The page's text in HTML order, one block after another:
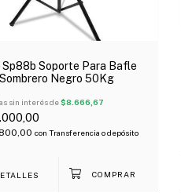
Sp88b Soporte Para Bafle
Negro 50Kg
sin interés de$8.666,67
con Transferencia o depósito